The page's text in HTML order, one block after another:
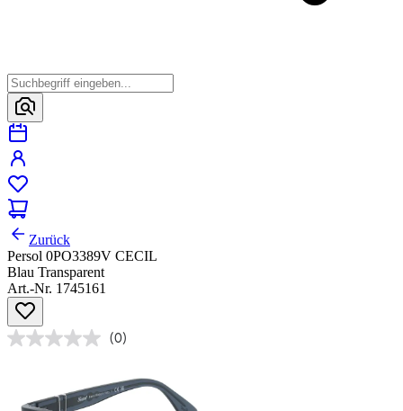
Zurück
Persol 0PO3389V CECIL
Blau Transparent
Art.-Nr. 1745161
(0)